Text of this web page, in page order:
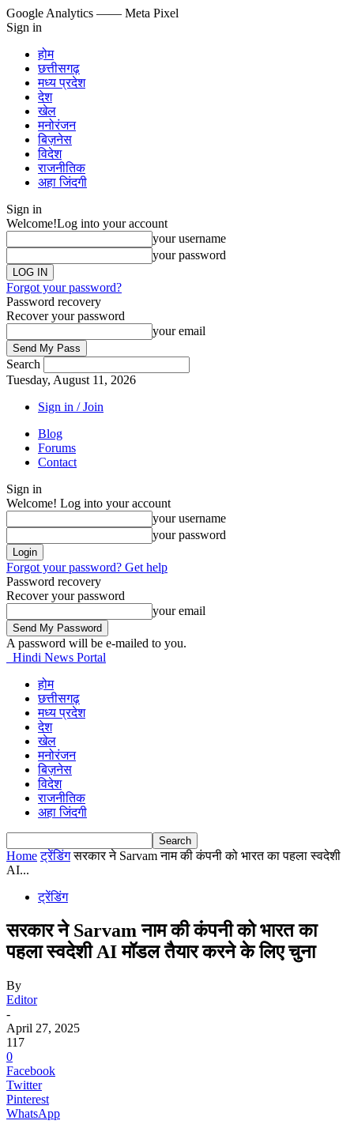
Google Analytics —— Meta Pixel
Sign in
होम
छत्तीसगढ़
मध्य प्रदेश
देश
खेल
मनोरंजन
बिज़नेस
विदेश
राजनीतिक
अहा जिंदगी
Sign in
Welcome!Log into your account
your username
your password
Forgot your password?
Password recovery
Recover your password
your email
Search
Tuesday, August 11, 2026
Sign in / Join
Blog
Forums
Contact
Sign in
Welcome! Log into your account
your username
your password
Forgot your password? Get help
Password recovery
Recover your password
your email
A password will be e-mailed to you.
Hindi News Portal
होम
छत्तीसगढ़
मध्य प्रदेश
देश
खेल
मनोरंजन
बिज़नेस
विदेश
राजनीतिक
अहा जिंदगी
Home ट्रेंडिंग सरकार ने Sarvam नाम की कंपनी को भारत का पहला स्वदेशी
AI...
ट्रेंडिंग
सरकार ने Sarvam नाम की कंपनी को भारत का
पहला स्वदेशी AI मॉडल तैयार करने के लिए चुना
By
Editor
-
April 27, 2025
117
0
Facebook
Twitter
Pinterest
WhatsApp